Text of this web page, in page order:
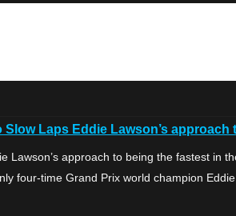
Laps Eddie Lawson’s
Lawson’s approach to being the fastest in
four-time Grand Prix world champion